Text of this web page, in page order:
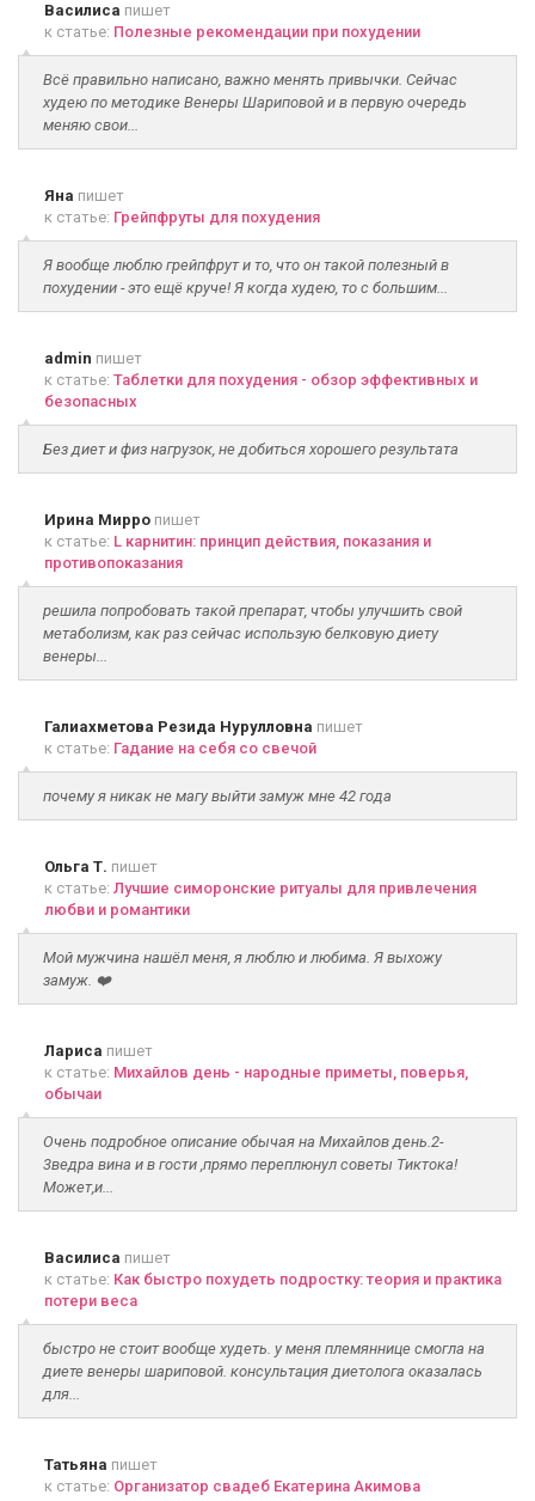
Василиса пишет
к статье: Полезные рекомендации при похудении
Всё правильно написано, важно менять привычки. Сейчас
худею по методике Венеры Шариповой и в первую очередь
меняю свои...
Яна пишет
к статье: Грейпфруты для похудения
Я вообще люблю грейпфрут и то, что он такой полезный в
похудении - это ещё круче! Я когда худею, то с большим...
admin пишет
к статье: Таблетки для похудения - обзор эффективных и
безопасных
Без диет и физ нагрузок, не добиться хорошего результата
Ирина Мирро пишет
к статье: L карнитин: принцип действия, показания и
противопоказания
решила попробовать такой препарат, чтобы улучшить свой
метаболизм, как раз сейчас использую белковую диету
венеры...
Галиахметова Резида Нурулловна пишет
к статье: Гадание на себя со свечой
почему я никак не магу выйти замуж мне 42 года
Ольга Т. пишет
к статье: Лучшие симоронские ритуалы для привлечения
любви и романтики
Мой мужчина нашёл меня, я люблю и любима. Я выхожу
замуж. ❤️
Лариса пишет
к статье: Михайлов день - народные приметы, поверья,
обычаи
Очень подробное описание обычая на Михайлов день.2-
3ведра вина и в гости ,прямо переплюнул советы Тиктока!
Может,и...
Василиса пишет
к статье: Как быстро похудеть подростку: теория и практика
потери веса
быстро не стоит вообще худеть. у меня племяннице смогла на
диете венеры шариповой. консультация диетолога оказалась
для...
Татьяна пишет
к статье: Организатор свадеб Екатерина Акимова